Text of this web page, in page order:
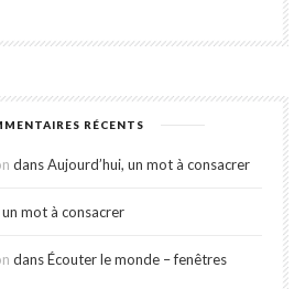
RÉCENTS
dansAujourd’hui, un mot à consacrer
mot à consacrer
dansÉcouter le monde – fenêtres